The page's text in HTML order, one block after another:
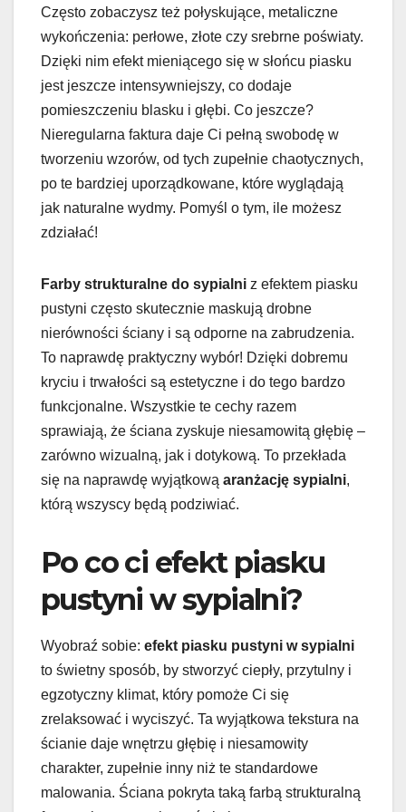
Często zobaczysz też połyskujące, metaliczne
wykończenia: perłowe, złote czy srebrne poświaty.
Dzięki nim efekt mieniącego się w słońcu piasku
jest jeszcze intensywniejszy, co dodaje
pomieszczeniu blasku i głębi. Co jeszcze?
Nieregularna faktura daje Ci pełną swobodę w
tworzeniu wzorów, od tych zupełnie chaotycznych,
po te bardziej uporządkowane, które wyglądają
jak naturalne wydmy. Pomyśl o tym, ile możesz
zdziałać!
Farby strukturalne do sypialni z efektem piasku
pustyni często skutecznie maskują drobne
nierówności ściany i są odporne na zabrudzenia.
To naprawdę praktyczny wybór! Dzięki dobremu
kryciu i trwałości są estetyczne i do tego bardzo
funkcjonalne. Wszystkie te cechy razem
sprawiają, że ściana zyskuje niesamowitą głębię –
zarówno wizualną, jak i dotykową. To przekłada
się na naprawdę wyjątkową aranżację sypialni,
którą wszyscy będą podziwiać.
Po co ci efekt piasku
pustyni w sypialni?
Wyobraź sobie: efekt piasku pustyni w sypialni
to świetny sposób, by stworzyć ciepły, przytulny i
egzotyczny klimat, który pomoże Ci się
zrelaksować i wyciszyć. Ta wyjątkowa tekstura na
ścianie daje wnętrzu głębię i niesamowity
charakter, zupełnie inny niż te standardowe
malowania. Ściana pokryta taką farbą strukturalną